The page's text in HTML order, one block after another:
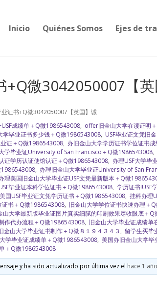
Inicio Quiénes Somos Ejes de
+Q微3042050007【
业证书+Q微3042050007【英国】诚
成绩单＋Q微1986543008, offer旧金山大学在读证明
学毕业证书多少钱＋Q微1986543008, USF毕业证文凭旧
业证＋Q微1986543008, 办旧金山大学学历证书学位证书
学毕业证University of San Francisco＋Q微1986543008,
证学历认证使馆认证＋Q微1986543008, 办理USF大学毕
1986543008, 办理旧金山大学毕业证University of San
理美国旧金山大学毕业证USF文凭最新版本＋Q微
毕业证本科学位证书＋Q微1986543008, 学历证书!USF
国USF毕业证文凭学历证书＋Q微1986543008, 挂科办理
证书＋Q微1986543008, 旧金山大学学位证书快速办理＋
山大学最新版毕业证图片真实细腻的印刷效果尽收眼底＋Q
作代办流程＋Q微1986543008, 旧金山大学毕业证成绩
金山大学毕业证书制作＋Q微８１９４３４３ , 留学生买毕
学毕业证成绩单＋Q微1986543008, 美国办旧金山大学
＋Q微1986543008
y ha sido actualizado por última vez el hace 1